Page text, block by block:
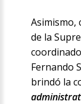
Asimismo,
de la
Fernando
brindó la